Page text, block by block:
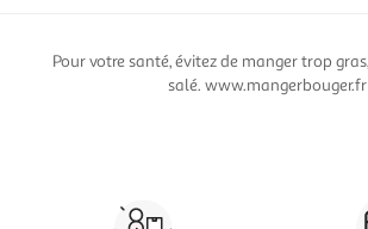
Pour votre santé, évitez de manger trop
salé. www.mangerbouger.fr